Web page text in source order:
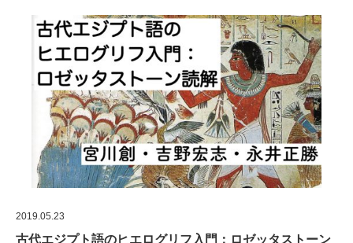
2019.05.23
古代エジプト語のヒエログリフ入門：ロゼッタストーン